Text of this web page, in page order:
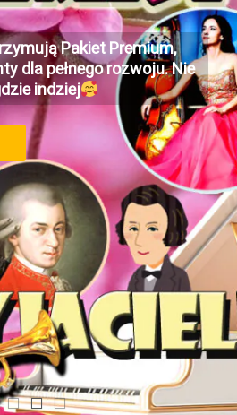
Pakiet Premium,
dla pełnego rozwoju. Nie
indziej